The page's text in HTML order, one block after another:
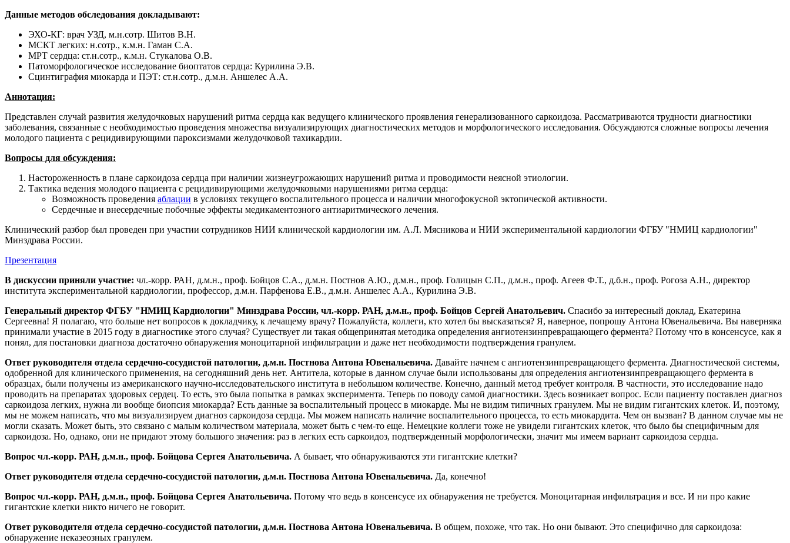
Данные методов обследования докладывают:
ЭХО-КГ: врач УЗД, м.н.сотр. Шитов В.Н.
МСКТ легких: н.сотр., к.м.н. Гаман С.А.
МРТ сердца: ст.н.сотр., к.м.н. Стукалова О.В.
Патоморфологическое исследование биоптатов сердца: Курилина Э.В.
Сцинтиграфия миокарда и ПЭТ: ст.н.сотр., д.м.н. Аншелес А.А.
Аннотация:
Представлен случай развития желудочковых нарушений ритма сердца как ведущего клинического проявления генерализованного саркоидоза. Рассматриваются трудности диагностики
заболевания, связанные с необходимостью проведения множества визуализирующих диагностических методов и морфологического исследования. Обсуждаются сложные вопросы лечения
молодого пациента с рецидивирующими пароксизмами желудочковой тахикардии.
Вопросы для обсуждения:
Настороженность в плане саркоидоза сердца при наличии жизнеугрожающих нарушений ритма и проводимости неясной этиологии.
Тактика ведения молодого пациента с рецидивирующими желудочковыми нарушениями ритма сердца:
Возможность проведения аблации в условиях текущего воспалительного процесса и наличии многофокусной эктопической активности.
Сердечные и внесердечные побочные эффекты медикаментозного антиаритмического лечения.
Клинический разбор был проведен при участии сотрудников НИИ клинической кардиологии им. А.Л. Мясникова и НИИ экспериментальной кардиологии ФГБУ "НМИЦ кардиологии"
Минздрава России.
Презентация
В дискуссии приняли участие: чл.-корр. РАН, д.м.н., проф. Бойцов С.А., д.м.н. Постнов А.Ю., д.м.н., проф. Голицын С.П., д.м.н., проф. Агеев Ф.Т., д.б.н., проф. Рогоза А.Н., директор
института экспериментальной кардиологии, профессор, д.м.н. Парфенова Е.В., д.м.н. Аншелес А.А., Курилина Э.В.
Генеральный директор ФГБУ "НМИЦ Кардиологии" Минздрава России, чл.-корр. РАН, д.м.н., проф. Бойцов Сергей Анатольевич. Спасибо за интересный доклад, Екатерина
Сергеевна! Я полагаю, что больше нет вопросов к докладчику, к лечащему врачу? Пожалуйста, коллеги, кто хотел бы высказаться? Я, наверное, попрошу Антона Ювенальевича. Вы наверняка
принимали участие в 2015 году в диагностике этого случая? Существует ли такая общепринятая методика определения ангиотензинпревращающего фермента? Потому что в консенсусе, как я
понял, для постановки диагноза достаточно обнаружения моноцитарной инфильтрации и даже нет необходимости подтверждения гранулем.
Ответ руководителя отдела сердечно-сосудистой патологии, д.м.н. Постнова Антона Ювенальевича. Давайте начнем с ангиотензинпревращающего фермента. Диагностической системы,
одобренной для клинического применения, на сегодняшний день нет. Антитела, которые в данном случае были использованы для определения ангиотензинпревращающего фермента в
образцах, были получены из американского научно-исследовательского института в небольшом количестве. Конечно, данный метод требует контроля. В частности, это исследование надо
проводить на препаратах здоровых сердец. То есть, это была попытка в рамках эксперимента. Теперь по поводу самой диагностики. Здесь возникает вопрос. Если пациенту поставлен диагноз
саркоидоза легких, нужна ли вообще биопсия миокарда? Есть данные за воспалительный процесс в миокарде. Мы не видим типичных гранулем. Мы не видим гигантских клеток. И, поэтому,
мы не можем написать, что мы визуализируем диагноз саркоидоза сердца. Мы можем написать наличие воспалительного процесса, то есть миокардита. Чем он вызван? В данном случае мы не
могли сказать. Может быть, это связано с малым количеством материала, может быть с чем-то еще. Немецкие коллеги тоже не увидели гигантских клеток, что было бы специфичным для
саркоидоза. Но, однако, они не придают этому большого значения: раз в легких есть саркоидоз, подтвержденный морфологически, значит мы имеем вариант саркоидоза сердца.
Вопрос чл.-корр. РАН, д.м.н., проф. Бойцова Сергея Анатольевича. А бывает, что обнаруживаются эти гигантские клетки?
Ответ руководителя отдела сердечно-сосудистой патологии, д.м.н. Постнова Антона Ювенальевича. Да, конечно!
Вопрос чл.-корр. РАН, д.м.н., проф. Бойцова Сергея Анатольевича. Потому что ведь в консенсусе их обнаружения не требуется. Моноцитарная инфильтрация и все. И ни про какие
гигантские клетки никто ничего не говорит.
Ответ руководителя отдела сердечно-сосудистой патологии, д.м.н. Постнова Антона Ювенальевича. В общем, похоже, что так. Но они бывают. Это специфично для саркоидоза:
обнаружение неказеозных гранулем.